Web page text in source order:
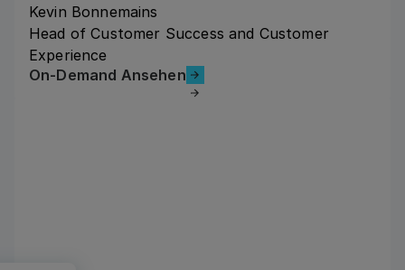
Kevin Bonnemains
Head of Customer Success and Customer
Experience
On-Demand Ansehen
On-Demand Ansehen